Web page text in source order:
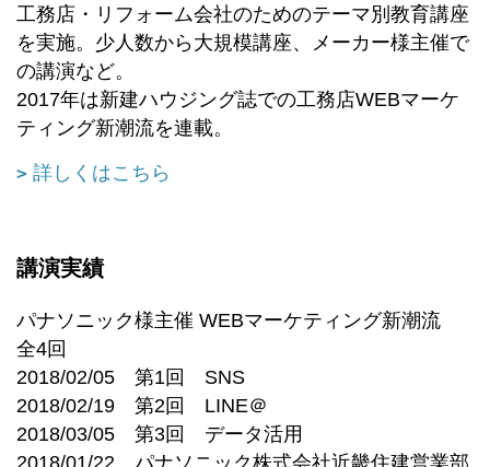
工務店・リフォーム会社のためのテーマ別教育講座
を実施。少人数から大規模講座、メーカー様主催で
の講演など。
2017年は新建ハウジング誌での工務店WEBマーケ
ティング新潮流を連載。
詳しくはこちら
講演実績
パナソニック様主催 WEBマーケティング新潮流
全4回
2018/02/05 第1回 SNS
2018/02/19 第2回 LINE＠
2018/03/05 第3回 データ活用
2018/01/22 パナソニック株式会社近畿住建営業部